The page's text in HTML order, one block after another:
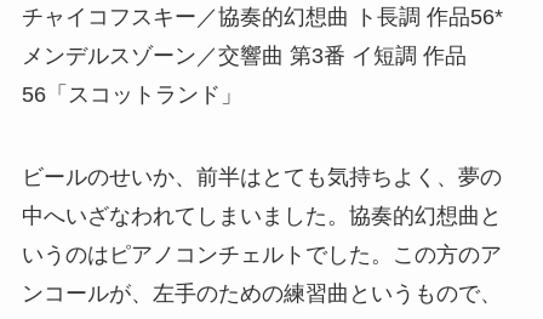
チャイコフスキー／協奏的幻想曲 ト長調 作品56*
メンデルスゾーン／交響曲 第3番 イ短調 作品
56「スコットランド」
ビールのせいか、前半はとても気持ちよく、夢の
中へいざなわれてしまいました。協奏的幻想曲と
いうのはピアノコンチェルトでした。この方のア
ンコールが、左手のための練習曲というもので、